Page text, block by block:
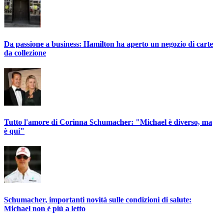
Da passione a business: Hamilton ha aperto un negozio di carte
da collezione
Tutto l'amore di Corinna Schumacher: "Michael è diverso, ma
è qui"
Schumacher, importanti novità sulle condizioni di salute:
Michael non è più a letto